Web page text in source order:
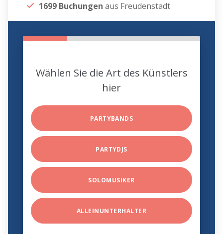
1699 Buchungen aus Freudenstadt
Wählen Sie die Art des Künstlers
hier
PARTYBANDS
PARTYDJS
SOLOMUSIKER
ALLEINUNTERHALTER